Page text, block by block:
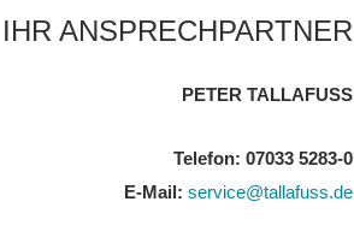
IHR ANSPRECHPARTNER
PETER TALLAFUSS
Telefon: 07033 5283-0
E-Mail: service@tallafuss.de